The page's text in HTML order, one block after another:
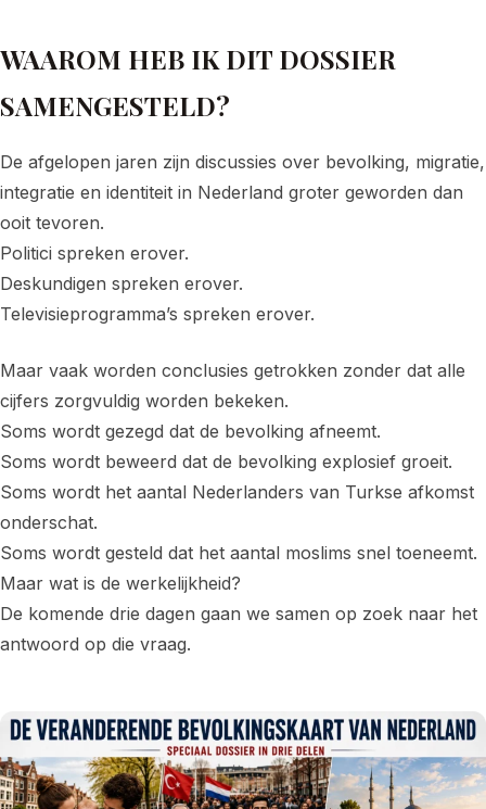
WAAROM HEB IK DIT DOSSIER
SAMENGESTELD?
De afgelopen jaren zijn discussies over bevolking, migratie,
integratie en identiteit in Nederland groter geworden dan
ooit tevoren.
Politici spreken erover.
Deskundigen spreken erover.
Televisieprogramma’s spreken erover.
Maar vaak worden conclusies getrokken zonder dat alle
cijfers zorgvuldig worden bekeken.
Soms wordt gezegd dat de bevolking afneemt.
Soms wordt beweerd dat de bevolking explosief groeit.
Soms wordt het aantal Nederlanders van Turkse afkomst
onderschat.
Soms wordt gesteld dat het aantal moslims snel toeneemt.
Maar wat is de werkelijkheid?
De komende drie dagen gaan we samen op zoek naar het
antwoord op die vraag.